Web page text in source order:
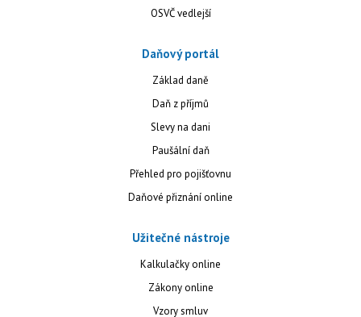
OSVČ vedlejší
Daňový portál
Základ daně
Daň z příjmů
Slevy na dani
Paušální daň
Přehled pro pojišťovnu
Daňové přiznání online
Užitečné nástroje
Kalkulačky online
Zákony online
Vzory smluv